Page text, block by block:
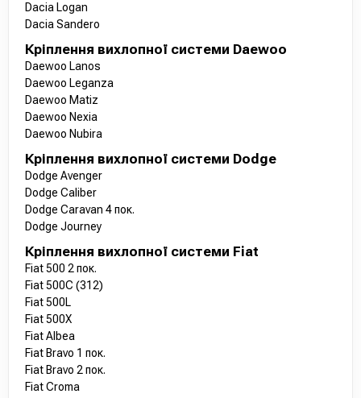
Dacia Logan
Dacia Sandero
Кріплення вихлопної системи Daewoo
Daewoo Lanos
Daewoo Leganza
Daewoo Matiz
Daewoo Nexia
Daewoo Nubira
Кріплення вихлопної системи Dodge
Dodge Avenger
Dodge Caliber
Dodge Caravan 4 пок.
Dodge Journey
Кріплення вихлопної системи Fiat
Fiat 500 2 пок.
Fiat 500C (312)
Fiat 500L
Fiat 500X
Fiat Albea
Fiat Bravo 1 пок.
Fiat Bravo 2 пок.
Fiat Croma